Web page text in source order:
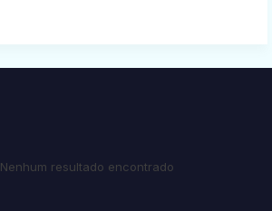
Nenhum resultado encontrado